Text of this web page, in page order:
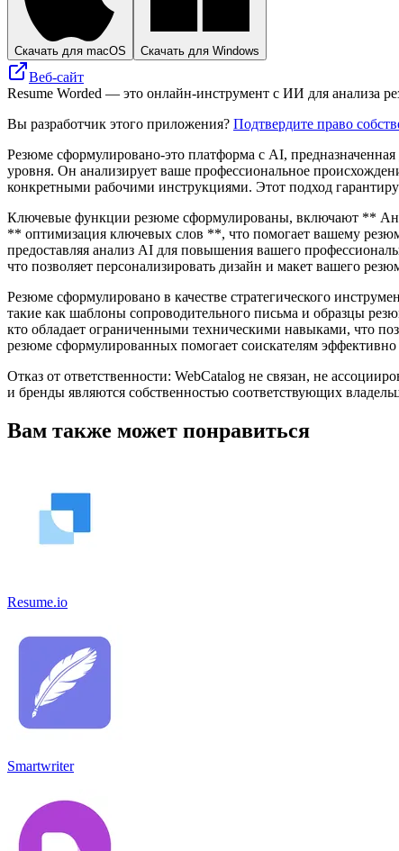
Скачать для macOS Скачать для Windows
Веб-сайт
Resume Worded — это онлайн-инструмент с ИИ для анализа
Вы разработчик этого приложения? Подтвердите право
Резюме сформулировано-это платформа с AI,
уровня. Он анализирует ваше профессиональное
конкретными рабочими инструкциями. Этот подход
Ключевые функции резюме сформулированы, включают **
** оптимизация ключевых слов **, что помогает вашему
предоставляя анализ AI для повышения вашего
что позволяет персонализировать дизайн и макет вашего
Резюме сформулировано в качестве стратегического
такие как шаблоны сопроводительного письма и образцы
кто обладает ограниченными техническими навыками, что
резюме сформулированных помогает соискателям
Отказ от ответственности: WebCatalog не связан, не
и бренды являются собственностью соответствующих
Вам также может понравиться
Resume.io
Smartwriter